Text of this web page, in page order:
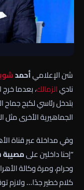
شن الإعلاميأحمد
ناديالزمالك، بعدما خرج
بتدخل رئاسي لكبح جماح
الجماهيرية الأخرى مثل
وفي مداخلة عبر قناة
“إحنا داخلين على
وحرام، ومرة وكالة
كلام خطير جدًا… ولازم